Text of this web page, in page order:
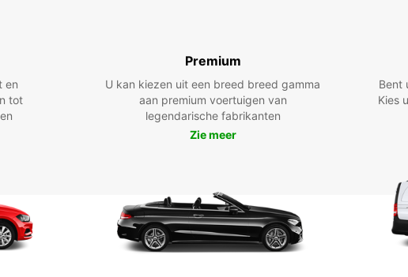
en
tot
Premium
U kan kiezen uit een breed breed gamma
aan premium voertuigen van
legendarische fabrikanten
Zie meer
Bent
Kies